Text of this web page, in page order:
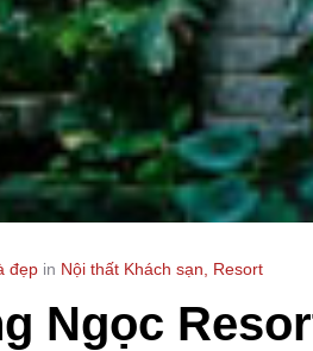
đẹp in Nội thất Khách sạn, Resort
Ngọc